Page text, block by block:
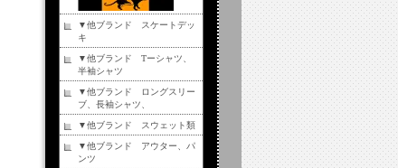
▼他ブランド スケートデッ
キ
▼他ブランド Tーシャツ、
半袖シャツ
▼他ブランド ロングスリー
ブ、長袖シャツ、
▼他ブランド スウェット類
▼他ブランド アウター、パ
ンツ